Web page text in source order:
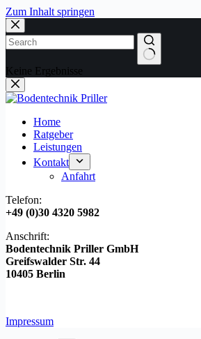
Zum Inhalt springen
Keine Ergebnisse
Home
Ratgeber
Leistungen
Kontakt
Anfahrt
Telefon:
+49 (0)30 4320 5982
Anschrift:
Bodentechnik Priller GmbH
Greifswalder Str. 44
10405 Berlin
Impressum